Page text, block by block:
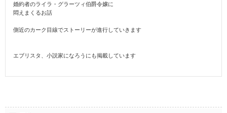
婚約者のライラ・グラーツィ伯爵令嬢に
悶えまくるお話
側近のカーク目線でストーリーが進行していきます
エブリスタ、小説家になろうにも掲載しています